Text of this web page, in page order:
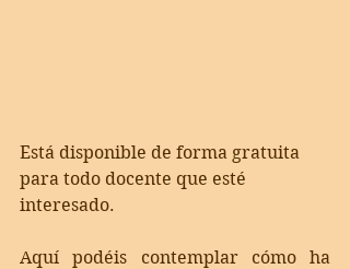
Está disponible de forma gratuita
para todo docente que esté
interesado.
Aquí podéis contemplar cómo ha